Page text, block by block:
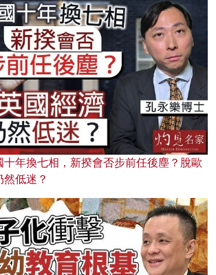
年換七相，新揆會否步前任後塵？脫歐
低迷？